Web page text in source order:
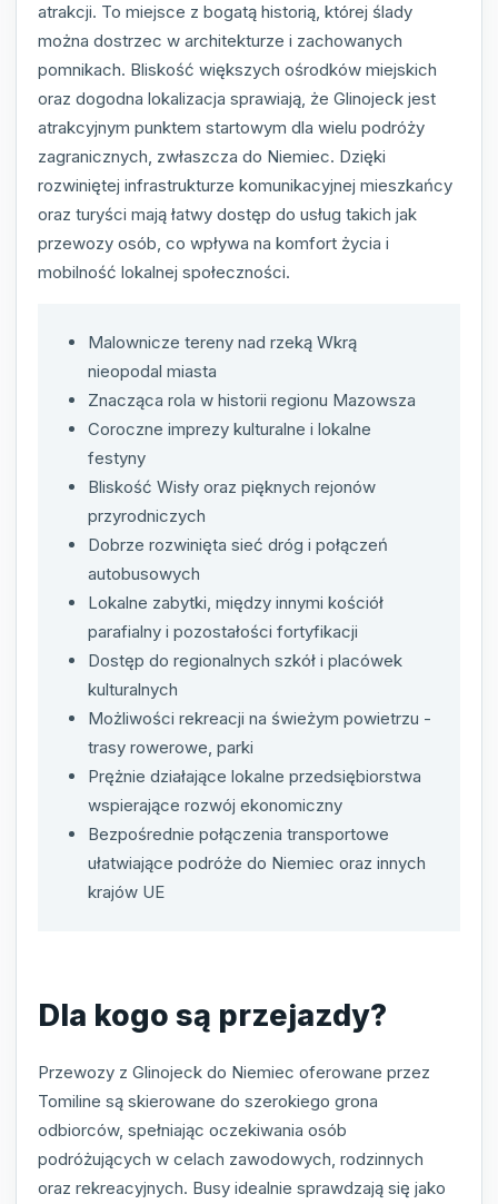
atrakcji. To miejsce z bogatą historią, której ślady
można dostrzec w architekturze i zachowanych
pomnikach. Bliskość większych ośrodków miejskich
oraz dogodna lokalizacja sprawiają, że Glinojeck jest
atrakcyjnym punktem startowym dla wielu podróży
zagranicznych, zwłaszcza do Niemiec. Dzięki
rozwiniętej infrastrukturze komunikacyjnej mieszkańcy
oraz turyści mają łatwy dostęp do usług takich jak
przewozy osób, co wpływa na komfort życia i
mobilność lokalnej społeczności.
Malownicze tereny nad rzeką Wkrą
nieopodal miasta
Znacząca rola w historii regionu Mazowsza
Coroczne imprezy kulturalne i lokalne
festyny
Bliskość Wisły oraz pięknych rejonów
przyrodniczych
Dobrze rozwinięta sieć dróg i połączeń
autobusowych
Lokalne zabytki, między innymi kościół
parafialny i pozostałości fortyfikacji
Dostęp do regionalnych szkół i placówek
kulturalnych
Możliwości rekreacji na świeżym powietrzu -
trasy rowerowe, parki
Prężnie działające lokalne przedsiębiorstwa
wspierające rozwój ekonomiczny
Bezpośrednie połączenia transportowe
ułatwiające podróże do Niemiec oraz innych
krajów UE
Dla kogo są przejazdy?
Przewozy z Glinojeck do Niemiec oferowane przez
Tomiline są skierowane do szerokiego grona
odbiorców, spełniając oczekiwania osób
podróżujących w celach zawodowych, rodzinnych
oraz rekreacyjnych. Busy idealnie sprawdzają się jako